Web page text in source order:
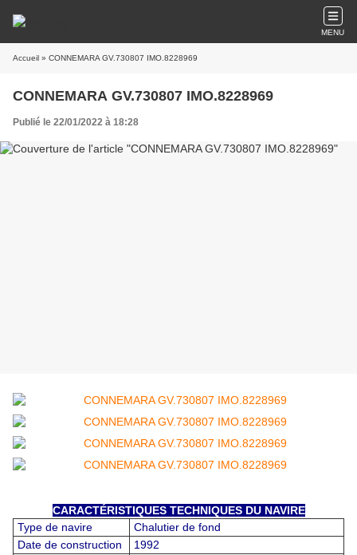
MENU
Accueil » CONNEMARA GV.730807 IMO.8228969
CONNEMARA GV.730807 IMO.8228969
Publié le 22/01/2022 à 18:28
CARACTÉRISTIQUES TECHNIQUES DU NAVIRE
Type de navire
Chalutier de fond
Date de construction
1992